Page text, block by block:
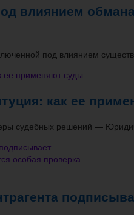
влиянием
под влиянием
как ее
судебных решений —